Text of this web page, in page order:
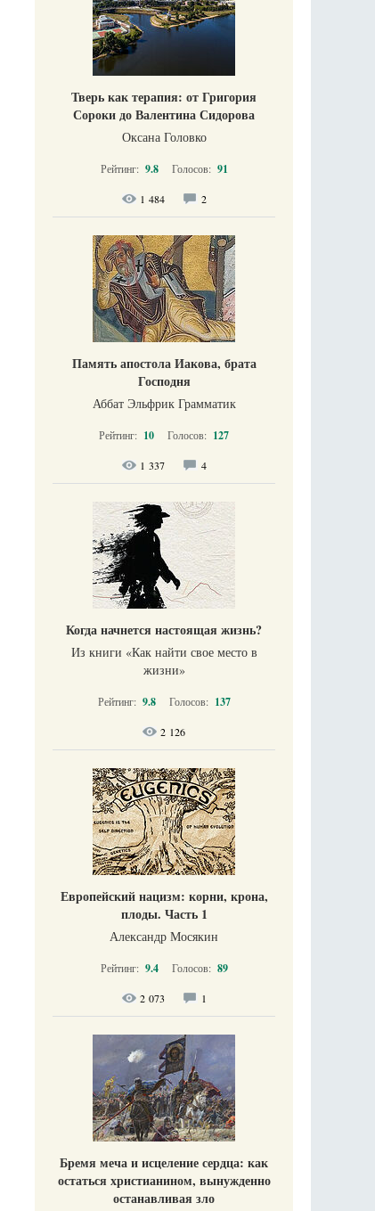
Тверь как терапия: от Григория
Сороки до Валентина Сидорова
Оксана Головко
Рейтинг: 9.8 Голосов: 91
1 484 2
Память апостола Иакова, брата
Господня
Аббат Эльфрик Грамматик
Рейтинг: 10 Голосов: 127
1 337 4
Когда начнется настоящая жизнь?
Из книги «Как найти свое место в
жизни​»
Рейтинг: 9.8 Голосов: 137
2 126
Европейский нацизм: корни, крона,
плоды. Часть 1
Александр Мосякин
Рейтинг: 9.4 Голосов: 89
2 073 1
Бремя меча и исцеление сердца: как
остаться христианином, вынужденно
останавливая зло